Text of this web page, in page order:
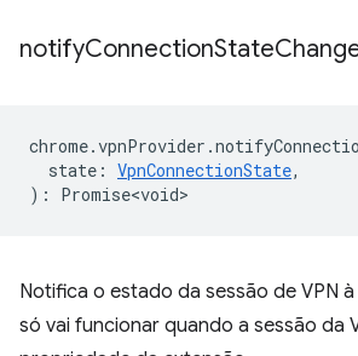
notifyConnectionState
chrome.vpnProvider .
state : VpnConnectionState,
) : Promise<void>
Notifica o estado da sessão de VPN
só vai funcionar quando a sessão da